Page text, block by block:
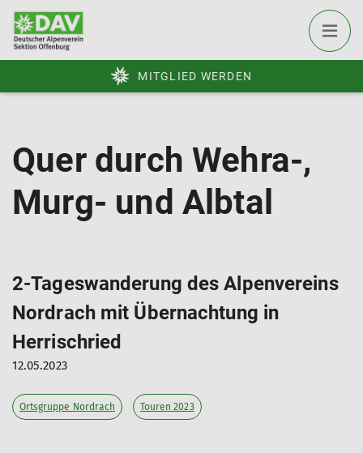
MITGLIED WERDEN
Quer durch Wehra-,
Murg- und Albtal
2-Tageswanderung des Alpenvereins
Nordrach mit Übernachtung in
Herrischried
12.05.2023
Ortsgruppe Nordrach Touren 2023